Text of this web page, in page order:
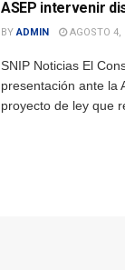
ASEP intervenir
BY ADMIN AGOSTO 4,
SNIP Noticias El
presentación ante la
proyecto de ley que